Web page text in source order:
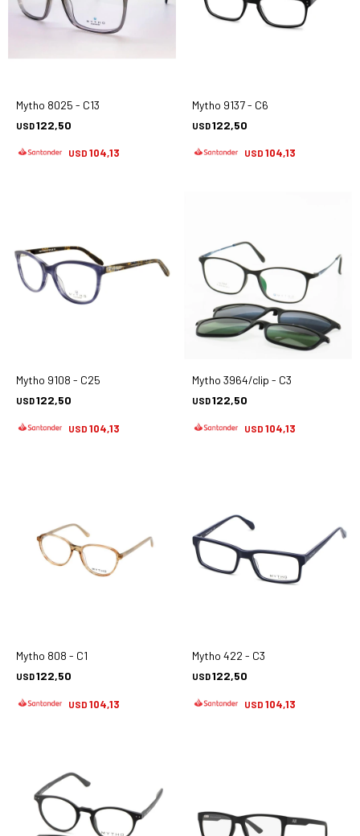
Mytho 8025 - C13
USD122,50
USD 104,13
Mytho 9137 - C6
USD122,50
USD 104,13
Mytho 9108 - C25
USD122,50
USD 104,13
Mytho 3964/clip - C3
USD122,50
USD 104,13
Mytho 808 - C1
USD122,50
USD 104,13
Mytho 422 - C3
USD122,50
USD 104,13